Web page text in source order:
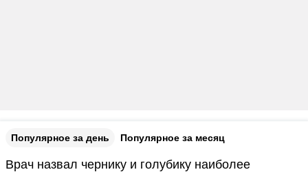
Популярное за день Популярное за месяц
Врач назвал чернику и голубику наиболее